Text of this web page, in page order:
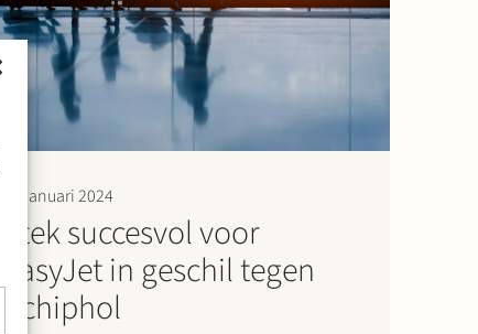
16 januari 2024
Stek succesvol voor
easyJet in geschil tegen
Schiphol